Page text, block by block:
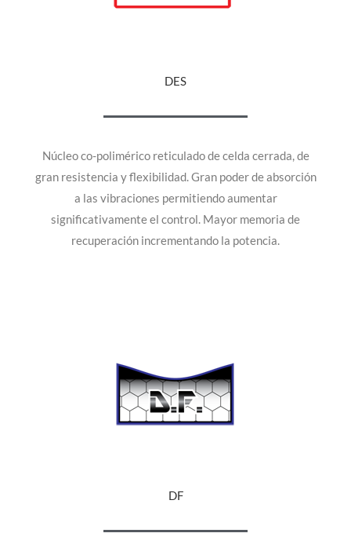
DES
Núcleo co-polimérico reticulado de celda cerrada, de
gran resistencia y flexibilidad. Gran poder de absorción
a las vibraciones permitiendo aumentar
significativamente el control. Mayor memoria de
recuperación incrementando la potencia.
DF